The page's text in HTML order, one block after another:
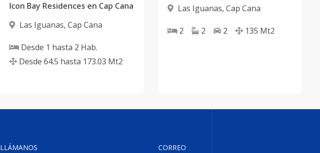
Icon Bay Residences en Cap Cana
Las Iguanas, Cap Cana
Desde 1 hasta 2 Hab.
Desde 64.5 hasta 173.03 Mt2
Las Iguanas, Cap Cana
2 2 2 135 Mt2
LLÁMANOS CORREO